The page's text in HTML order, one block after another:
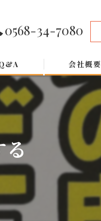
0568-34-7080
会社概要
る